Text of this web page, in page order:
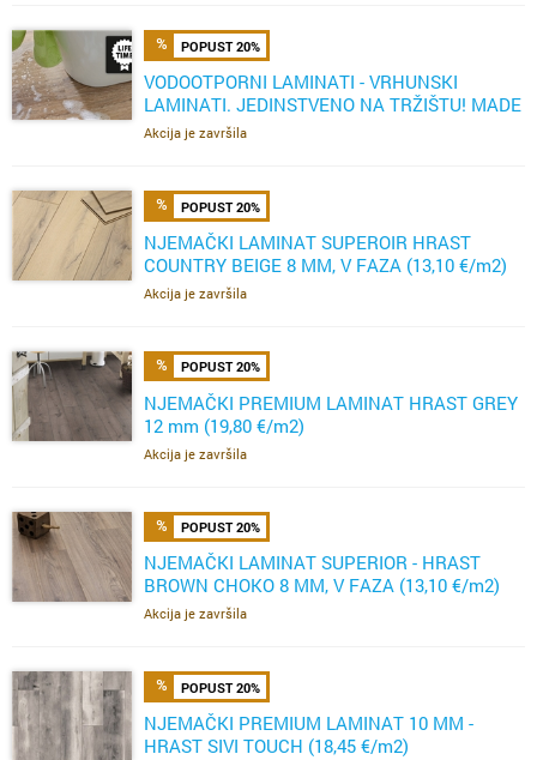
POPUST 20%
VODOOTPORNI LAMINATI - VRHUNSKI
LAMINATI. JEDINSTVENO NA TRŽIŠTU! MADE
IN GERMANY
Akcija je završila
POPUST 20%
NJEMAČKI LAMINAT SUPEROIR HRAST
COUNTRY BEIGE 8 MM, V FAZA (13,10 €/m2)
Akcija je završila
POPUST 20%
NJEMAČKI PREMIUM LAMINAT HRAST GREY
12 mm (19,80 €/m2)
Akcija je završila
POPUST 20%
NJEMAČKI LAMINAT SUPERIOR - HRAST
BROWN CHOKO 8 MM, V FAZA (13,10 €/m2)
Akcija je završila
POPUST 20%
NJEMAČKI PREMIUM LAMINAT 10 MM -
HRAST SIVI TOUCH (18,45 €/m2)